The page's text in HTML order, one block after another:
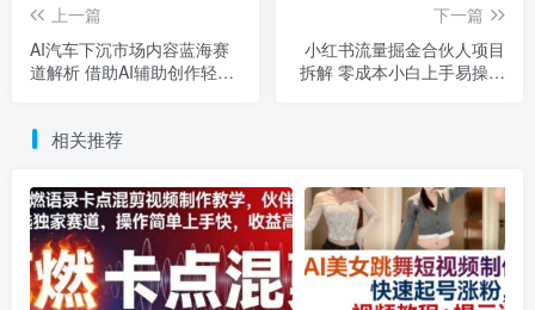
上一篇
AI汽车下沉市场内容蓝海赛
道解析 借助AI辅助创作轻松
下一篇
小红书流量掘金合伙人项目
拆解 零成本小白上手易操作
相关推荐